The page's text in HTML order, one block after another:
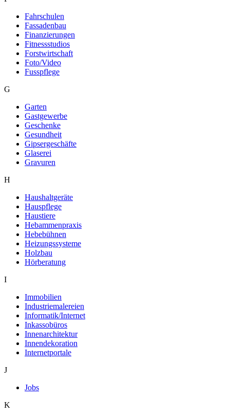
Fahrschulen
Fassadenbau
Finanzierungen
Fitnessstudios
Forstwirtschaft
Foto/Video
Fusspflege
G
Garten
Gastgewerbe
Geschenke
Gesundheit
Gipsergeschäfte
Glaserei
Gravuren
H
Haushaltgeräte
Hauspflege
Haustiere
Hebammenpraxis
Hebebühnen
Heizungssysteme
Holzbau
Hörberatung
I
Immobilien
Industriemalereien
Informatik/Internet
Inkassobüros
Innenarchitektur
Innendekoration
Internetportale
J
Jobs
K